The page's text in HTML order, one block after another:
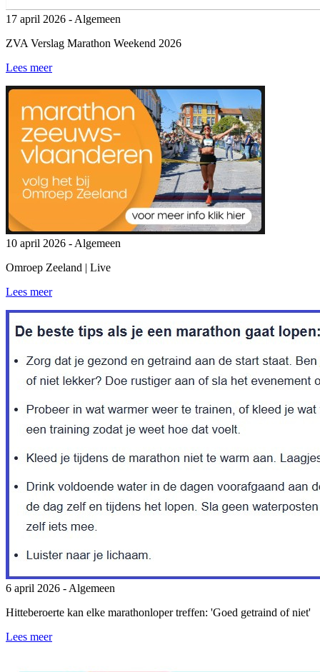
17 april 2026 - Algemeen
ZVA Verslag Marathon Weekend 2026
Lees meer
10 april 2026 - Algemeen
Omroep Zeeland | Live
Lees meer
6 april 2026 - Algemeen
Hitteberoerte kan elke marathonloper treffen: 'Goed getraind of niet'
Lees meer